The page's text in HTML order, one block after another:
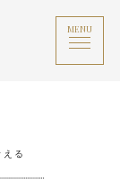
MENU
る